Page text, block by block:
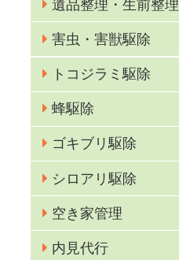
遺品整理・生前整理
害虫・害獣駆除
トコジラミ駆除
蜂駆除
ゴキブリ駆除
シロアリ駆除
空き家管理
内見代行